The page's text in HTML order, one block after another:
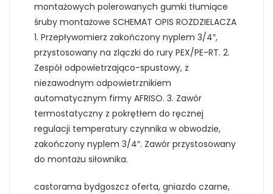
montażowych polerowanych gumki tłumiące
śruby montażowe SCHEMAT OPIS ROZDZIELACZA
1. Przepływomierz zakończony nyplem 3/4″,
przystosowany na zlączki do rury PEX/PE-RT. 2.
Zespół odpowietrzająco-spustowy, z
niezawodnym odpowietrznikiem
automatycznym firmy AFRISO. 3. Zawór
termostatyczny z pokrętłem do ręcznej
regulacji temperatury czynnika w obwodzie,
zakończony nyplem 3/4″. Zawór przystosowany
do montażu siłownika.
castorama bydgoszcz oferta, gniazdo czarne,